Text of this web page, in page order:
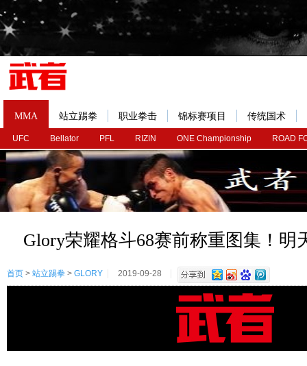
MMA
UFC Bellator PFL RIZIN ONE Championship ROAD
站立踢拳 职业拳击 锦标赛项目 传统国术
Glory荣耀格斗68赛前称重图集！明
首页 > 站立踢拳 > GLORY 2019-09-28